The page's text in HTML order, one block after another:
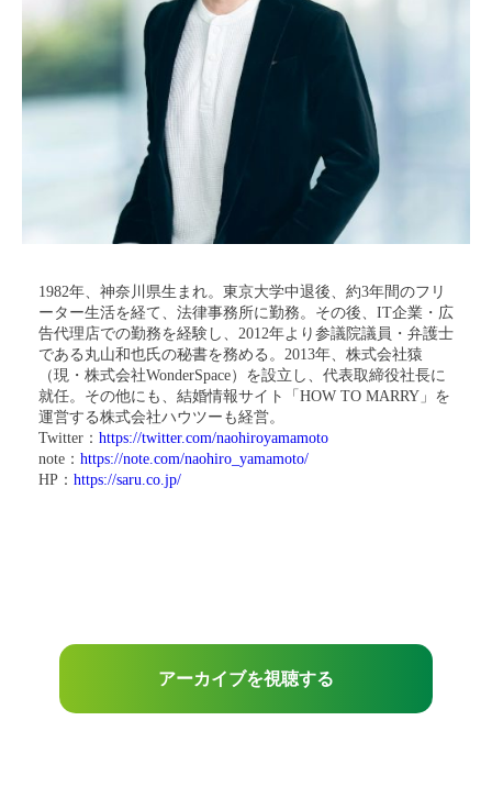
1982年、神奈川県生まれ。東京大学中退後、約3年間のフリ
ーター生活を経て、法律事務所に勤務。その後、IT企業・広
告代理店での勤務を経験し、2012年より参議院議員・弁護士
である丸山和也氏の秘書を務める。2013年、株式会社猿
（現・株式会社WonderSpace）を設立し、代表取締役社長に
就任。その他にも、結婚情報サイト「HOW TO MARRY」を
運営する株式会社ハウツーも経営。
Twitter： https://twitter.com/naohiroyamamoto
note： https://note.com/naohiro_yamamoto/
HP： https://saru.co.jp/
アーカイブを視聴する